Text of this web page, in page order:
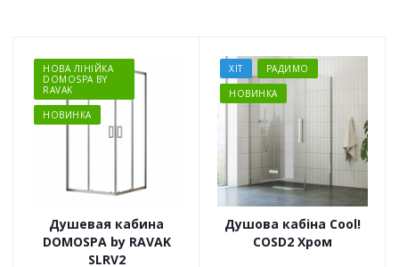
НОВА ЛІНІЙКА
DOMOSPA BY
RAVAK
НОВИНКА
Душевая кабина
DOMOSPA by RAVAK
SLRV2
ХІТ
РАДИМО
НОВИНКА
Душова кабіна Cool!
COSD2 Хром